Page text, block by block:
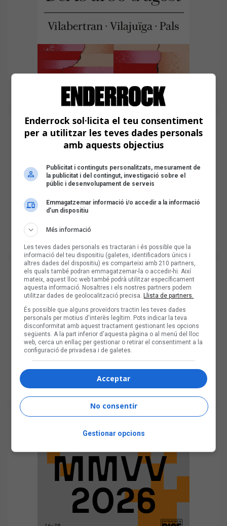
Enderrock sol·licita el teu consentiment
per a utilitzar les teves dades personals
amb aquests objectius
Publicitat i continguts personalitzats, mesurament de
la publicitat i del contingut, investigació sobre el
públic i desenvolupament de serveis
Emmagatzemar informació i/o accedir a la informació
d’un dispositiu
Més informació
Les teves dades personals es tractaran i és possible que la
informació del teu dispositiu (galetes, identificadors únics i
altres dades del dispositiu) es comparteixi amb 210 partners,
els quals també podran emmagatzemar-la o accedir-hi. Així
mateix, aquest lloc web també podrà utilitzar específicament
aquesta informació. Nosaltres i els nostres partners podem
utilitzar dades de geolocalització precisa.Llista de partners.
És possible que alguns proveïdors tractin les teves dades
personals per motius d'interès legítim. Pots indicar la teva
disconformitat amb aquest tractament gestionant les opcions
següents. A la part inferior d'aquesta pàgina o al menú del lloc
web, cerca un enllaç per gestionar o retirar el consentiment a la
configuració de privadesa i de galetes.
Acceptar
No consentir
Gestionar opcions